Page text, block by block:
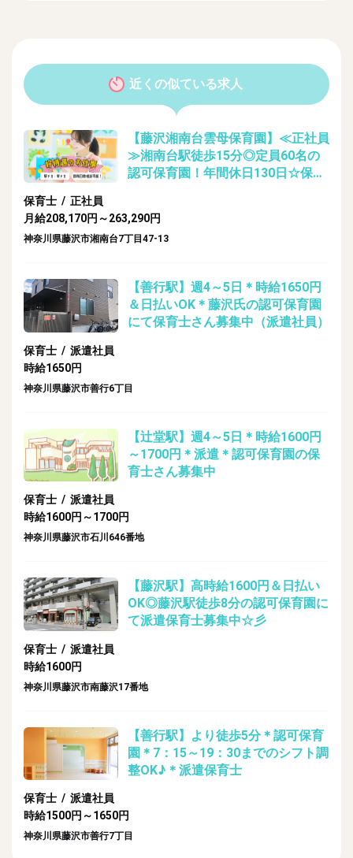
近くの似ている求人
【藤沢湘南台雲母保育園】≪正社員
≫湘南台駅徒歩15分◎定員60名の
認可保育園！年間休日130日☆保育
保育士 / 正社員
月給208,170円～263,290円
神奈川県藤沢市湘南台7丁目47-13
【善行駅】週4～5日＊時給1650円
＆日払いOK＊藤沢氏の認可保育園
にて保育士さん募集中（派遣社員）
保育士 / 派遣社員
時給1650円
神奈川県藤沢市善行6丁目
【辻堂駅】週4～5日＊時給1600円
～1700円＊派遣＊認可保育園の保
育士さん募集中
保育士 / 派遣社員
時給1600円～1700円
神奈川県藤沢市石川646番地
【藤沢駅】高時給1600円＆日払い
OK◎藤沢駅徒歩8分の認可保育園に
て派遣保育士募集中☆彡
保育士 / 派遣社員
時給1600円
神奈川県藤沢市南藤沢17番地
【善行駅】より徒歩5分＊認可保育
園＊7：15～19：30までのシフト調
整OK♪＊派遣保育士
保育士 / 派遣社員
時給1500円～1650円
神奈川県藤沢市善行7丁目